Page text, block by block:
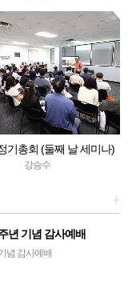
기총회 (둘째 날 세미나)
강승수
+
년 기념 감사예배
념 감사예배